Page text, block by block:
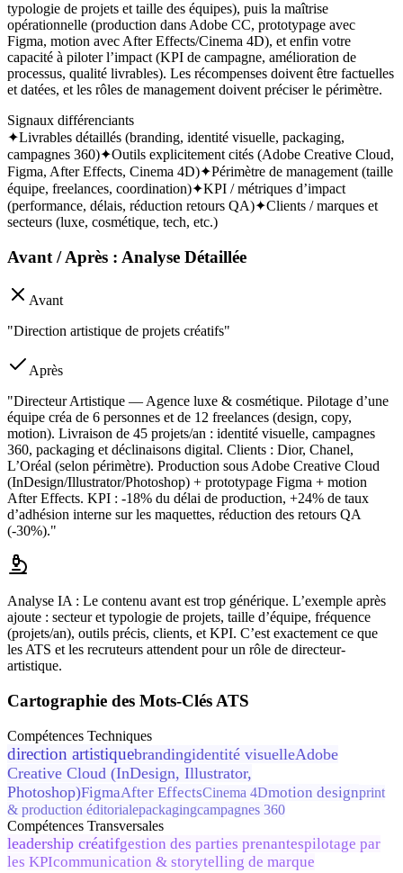
typologie de projets et taille des équipes), puis la maîtrise
opérationnelle (production dans Adobe CC, prototypage avec
Figma, motion avec After Effects/Cinema 4D), et enfin votre
capacité à piloter l’impact (KPI de campagne, amélioration de
processus, qualité livrables). Les récompenses doivent être factuelles
et datées, et les rôles de management doivent préciser le périmètre.
Signaux différenciants
✦Livrables détaillés (branding, identité visuelle, packaging,
campagnes 360)✦Outils explicitement cités (Adobe Creative Cloud,
Figma, After Effects, Cinema 4D)✦Périmètre de management (taille
équipe, freelances, coordination)✦KPI / métriques d’impact
(performance, délais, réduction retours QA)✦Clients / marques et
secteurs (luxe, cosmétique, tech, etc.)
Avant / Après : Analyse Détaillée
Avant
"Direction artistique de projets créatifs"
Après
"Directeur Artistique — Agence luxe & cosmétique. Pilotage d’une
équipe créa de 6 personnes et de 12 freelances (design, copy,
motion). Livraison de 45 projets/an : identité visuelle, campagnes
360, packaging et déclinaisons digital. Clients : Dior, Chanel,
L’Oréal (selon périmètre). Production sous Adobe Creative Cloud
(InDesign/Illustrator/Photoshop) + prototypage Figma + motion
After Effects. KPI : -18% du délai de production, +24% de taux
d’adhésion interne sur les maquettes, réduction des retours QA
(-30%)."
Analyse IA : Le contenu avant est trop générique. L’exemple après
ajoute : secteur et typologie de projets, taille d’équipe, fréquence
(projets/an), outils précis, clients, et KPI. C’est exactement ce que
les ATS et les recruteurs attendent pour un rôle de directeur-
artistique.
Cartographie des Mots-Clés ATS
Compétences Techniques
direction artistiquebrandingidentité visuelleAdobe
Creative Cloud (InDesign, Illustrator,
Photoshop)FigmaAfter EffectsCinema 4Dmotion designprint
& production éditorialepackagingcampagnes 360
Compétences Transversales
leadership créatifgestion des parties prenantespilotage par
les KPIcommunication & storytelling de marque